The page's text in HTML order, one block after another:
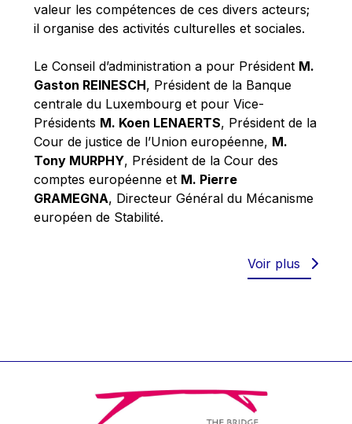
Paolo Mengozzi
Paschal Donohoe
Pat Cox
Patrizia Nanz
Philippe Maystadt
Pierre Gramegna
Richard Pelly
Robert Goebbels
Robert REYNDERS
Timothy Radcliffe
Vaclav Klaus
Vassilios Skouris
valeur les compétences de ces divers acteurs;
il organise des activités culturelles et sociales.
Le Conseil d’administration a pour Président M.
Gaston REINESCH, Président de la Banque
centrale du Luxembourg et pour Vice-
Présidents M. Koen LENAERTS, Président de la
Cour de justice de l’Union européenne, M.
Tony MURPHY, Président de la Cour des
comptes européenne et M. Pierre
GRAMEGNA, Directeur Général du Mécanisme
européen de Stabilité.
Voir plus